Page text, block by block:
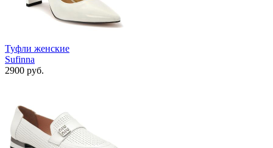
Туфли женские
Sufinna
2900 руб.